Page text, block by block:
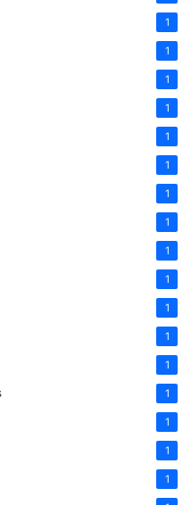
1
1
1
1
1
1
1
1
1
1
1
1
1
1
1
1
1